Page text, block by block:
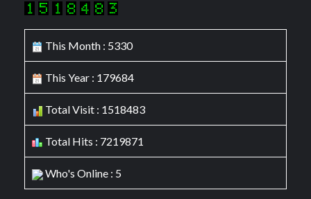
This Month : 5330
This Year : 179684
Total Visit : 1518483
Total Hits : 7219871
Who's Online : 5